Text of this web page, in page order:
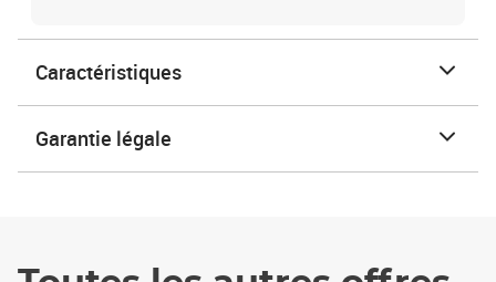
Caractéristiques
Garantie légale